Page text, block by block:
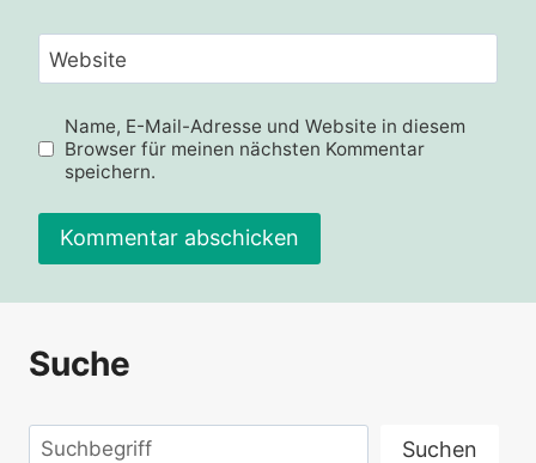
Website
Name, E-Mail-Adresse und Website in diesem
Browser für meinen nächsten Kommentar
speichern.
Alternative:
Suche
Suchen Suchen